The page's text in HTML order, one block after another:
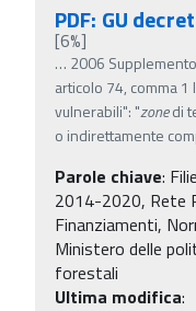
PDF: GU
[6%]
… 2006
articolo 74, comma
vulnerabili": "zonedi
o indirettamente
Parole chiave:
2014-2020, Rete
Finanziamenti,
Ministero delle
forestali
Ultima modifica: